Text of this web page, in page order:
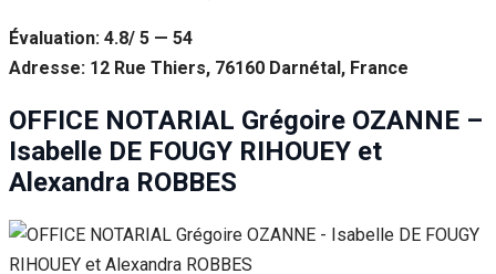
Évaluation: 4.8/ 5 — 54
Adresse: 12 Rue Thiers, 76160 Darnétal, France
OFFICE NOTARIAL Grégoire OZANNE –
Isabelle DE FOUGY RIHOUEY et
Alexandra ROBBES